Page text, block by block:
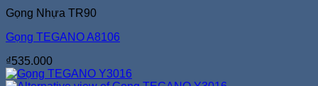
Gọng Nhựa TR90
Gọng TEGANO A8106
₫535.000